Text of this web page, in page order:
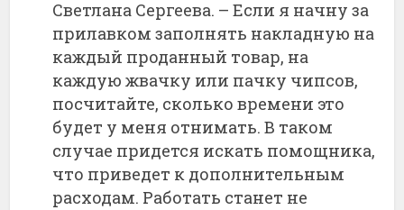
Светлана Сергеева. – Если я начну за
прилавком заполнять накладную на
каждый проданный товар, на
каждую жвачку или пачку чипсов,
посчитайте, сколько времени это
будет у меня отнимать. В таком
случае придется искать помощника,
что приведет к дополнительным
расходам. Работать станет не